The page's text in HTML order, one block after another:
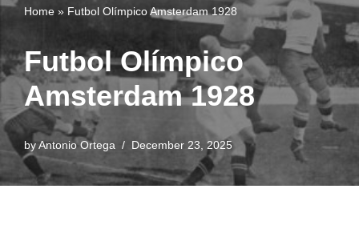
Home » Futbol Olímpico Amsterdam 1928
Futbol Olímpico
Amsterdam 1928
by Antonio Ortega December 23, 2025